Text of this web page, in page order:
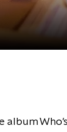
album